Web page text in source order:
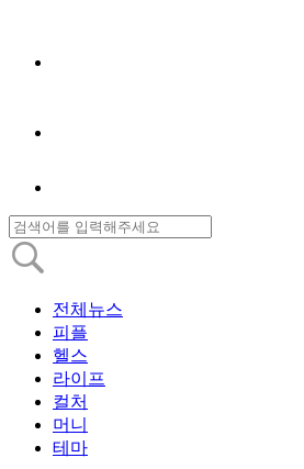
전체뉴스
피플
헬스
라이프
컬처
머니
테마